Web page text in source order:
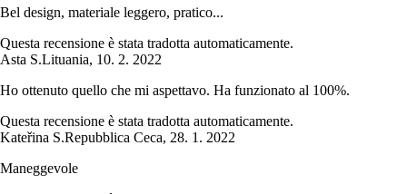
Bel design, materiale leggero, pratico...
Questa recensione è stata tradotta automaticamente.
Asta S.Lituania, 10. 2. 2022
Ho ottenuto quello che mi aspettavo. Ha funzionato al 100%.
Questa recensione è stata tradotta automaticamente.
Kateřina S.Repubblica Ceca, 28. 1. 2022
Maneggevole